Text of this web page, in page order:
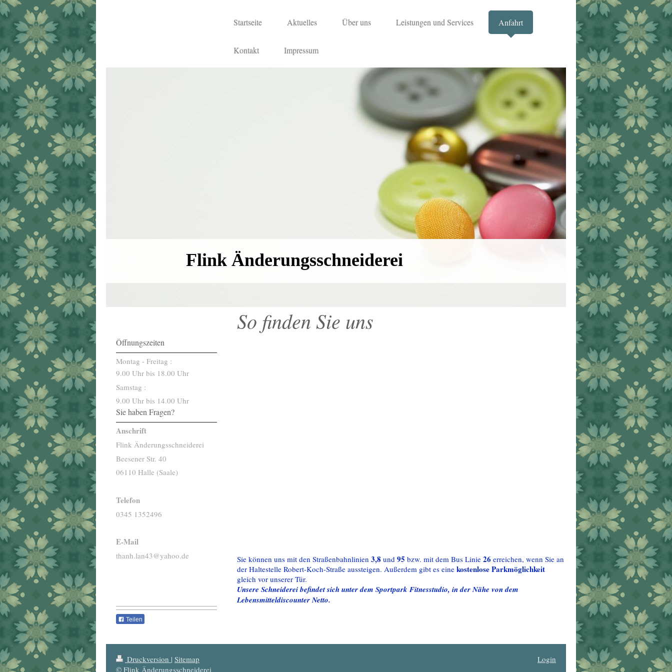
Startseite Aktuelles Über uns Leistungen und Services Anfahrt
Kontakt Impressum
Flink Änderungsschneiderei
So finden Sie uns
Sie können uns mit den Straßenbahnlinien3,8 und95 bzw. mit dem Bus Linie26 erreichen, wenn Sie an
der Haltestelle Robert-Koch-Straße aussteigen. Außerdem gibt es einekostenlose Parkmöglichkeit
gleich vor unserer Tür.
Unsere Schneiderei befindet sich unter dem Sportpark Fitnesstudio, in der Nähe von dem
Lebensmitteldiscounter Netto.
Öffnungszeiten
Montag - Freitag :
9.00 Uhr bis 18.00 Uhr
Samstag :
9.00 Uhr bis 14.00 Uhr
Sie haben Fragen?
Anschrift
Flink Änderungsschneiderei
Beesener Str. 40
06110 Halle (Saale)
Telefon
0345 1352496
E-Mail
thanh.lan43@yahoo.de
Teilen
Druckversion | Sitemap
© Flink Änderungsschneiderei
Login